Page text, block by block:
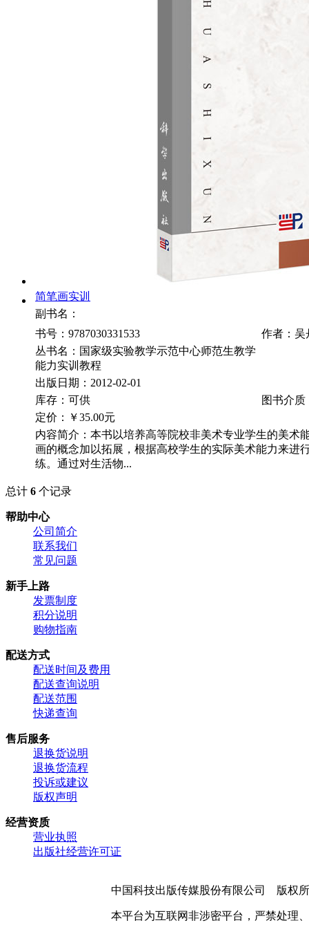
简笔画实训
副书名：
书号：9787030331533
作者：吴
丛书名：国家级实验教学示范中心师范生教学
能力实训教程
出版日期：2012-02-01
库存：可供
图书介质
定价：
￥35.00元
内容简介：本书以培养高等院校非美术专业学生的美术
画的概念加以拓展，根据高校学生的实际美术能力来进
练。通过对生活物...
总计 6 个记录
帮助中心
公司简介
联系我们
常见问题
新手上路
发票制度
积分说明
购物指南
配送方式
配送时间及费用
配送查询说明
配送范围
快递查询
售后服务
退换货说明
退换货流程
投诉或建议
版权声明
经营资质
营业执照
出版社经营许可证
中国科技出版传媒股份有限公司 版权
本平台为互联网非涉密平台，严禁处理